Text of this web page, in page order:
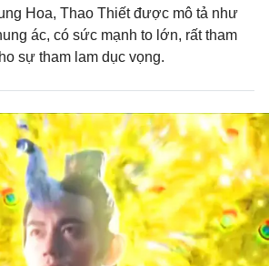
Hoa, Thao Thiết được mô tả như
ác, có sức mạnh to lớn, rất tham
sự tham lam dục vọng.